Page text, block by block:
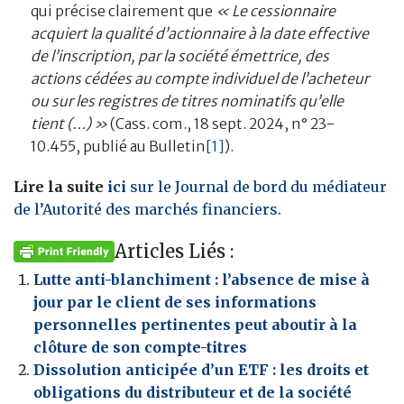
qui précise clairement que « Le cessionnaire
acquiert la qualité d’actionnaire à la date effective
de l’inscription, par la société émettrice, des
actions cédées au compte individuel de l’acheteur
ou sur les registres de titres nominatifs qu’elle
tient (…) »(Cass. com., 18 sept. 2024, n° 23-
10.455, publié au Bulletin[1]).
Lire la suite ici sur le Journal de bord du médiateur
de l’Autorité des marchés financiers.
Articles Liés :
Lutte anti-blanchiment : l’absence de mise à
jour par le client de ses informations
personnelles pertinentes peut aboutir à la
clôture de son compte-titres
Dissolution anticipée d’un ETF : les droits et
obligations du distributeur et de la société